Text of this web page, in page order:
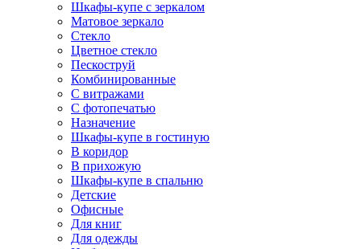
Шкафы-купе с зеркалом
Матовое зеркало
Стекло
Цветное стекло
Пескоструй
Комбинированные
С витражами
С фотопечатью
Назначение
Шкафы-купе в гостиную
В коридор
В прихожую
Шкафы-купе в спальню
Детские
Офисные
Для книг
Для одежды